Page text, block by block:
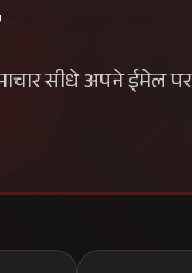
सीधे अपने ईमेल पर